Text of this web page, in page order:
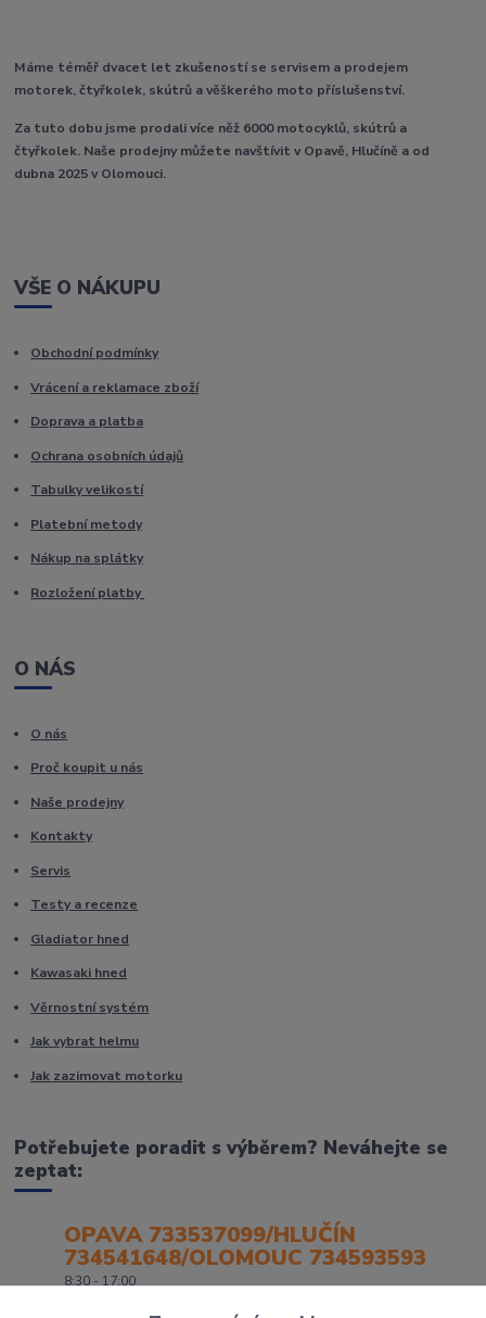
Máme téměř dvacet let zkušeností se servisem a prodejem
motorek, čtyřkolek, skútrů a věškerého moto příslušenství.
Za tuto dobu jsme prodali více něž 6000 motocyklů, skútrů a
čtyřkolek. Naše prodejny můžete navštívit v Opavě, Hlučíně a od
dubna 2025 v Olomouci.
VŠE O NÁKUPU
Obchodní podmínky
Vrácení a reklamace zboží
Doprava a platba
Ochrana osobních údajů
Tabulky velikostí
Platební metody
Nákup na splátky
Rozložení platby
O NÁS
O nás
Proč koupit u nás
Naše prodejny
Kontakty
Servis
Testy a recenze
Gladiator hned
Kawasaki hned
Věrnostní systém
Jak vybrat helmu
Jak zazimovat motorku
Potřebujete poradit s výběrem? Neváhejte se
zeptat:
OPAVA 733537099/HLUČÍN
734541648/OLOMOUC 734593593
8:30 - 17:00